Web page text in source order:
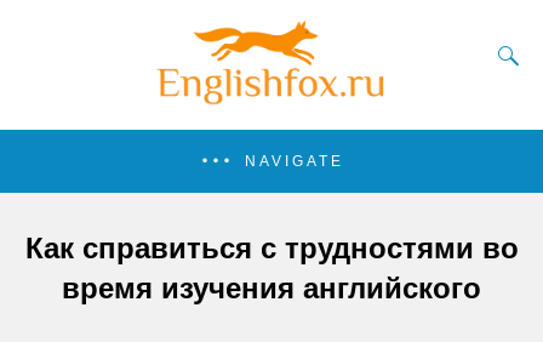
NAVIGATE
Как справиться с трудностями во
время изучения английского